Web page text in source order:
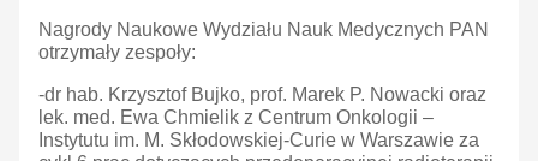
Nagrody Naukowe Wydziału Nauk Medycznych PAN
otrzymały zespoły:
-dr hab. Krzysztof Bujko, prof. Marek P. Nowacki oraz
lek. med. Ewa Chmielik z Centrum Onkologii –
Instytutu im. M. Skłodowskiej-Curie w Warszawie za